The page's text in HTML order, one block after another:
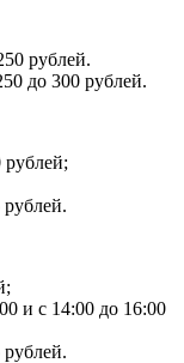
рублей.
до 300 рублей.
и с 14:00 до 16:00